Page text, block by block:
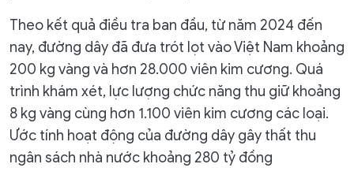
Theo kết quả điều tra ban đầu, từ năm 2024 đến
nay, đường dây đã đưa trót lọt vào Việt Nam khoảng
200 kg vàng và hơn 28.000 viên kim cương. Quá
trình khám xét, lực lượng chức năng thu giữ khoảng
8 kg vàng cùng hơn 1.100 viên kim cương các loại.
Ước tính hoạt động của đường dây gây thất thu
ngân sách nhà nước khoảng 280 tỷ đồng